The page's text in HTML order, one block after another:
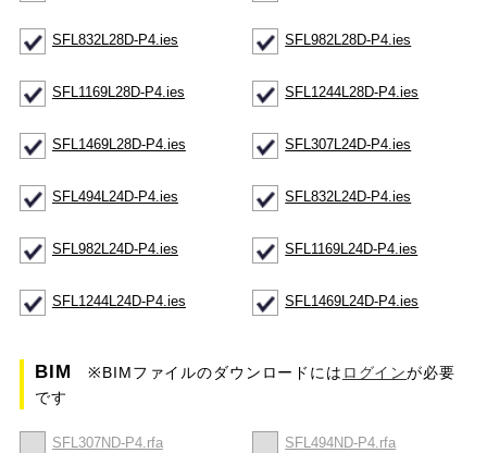
SFL832L28D-P4.ies SFL982L28D-P4.ies
SFL1169L28D-P4.ies SFL1244L28D-P4.ies
SFL1469L28D-P4.ies SFL307L24D-P4.ies
SFL494L24D-P4.ies SFL832L24D-P4.ies
SFL982L24D-P4.ies SFL1169L24D-P4.ies
SFL1244L24D-P4.ies SFL1469L24D-P4.ies
BIM ※BIMファイルのダウンロードには ログインが必要
です
SFL307ND-P4.rfa SFL494ND-P4.rfa